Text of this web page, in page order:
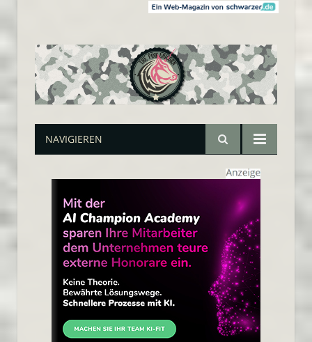
NAVIGIEREN